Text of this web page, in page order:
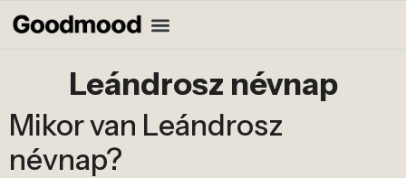
Leándrosz névnap
Mikor van Leándrosz
névnap?